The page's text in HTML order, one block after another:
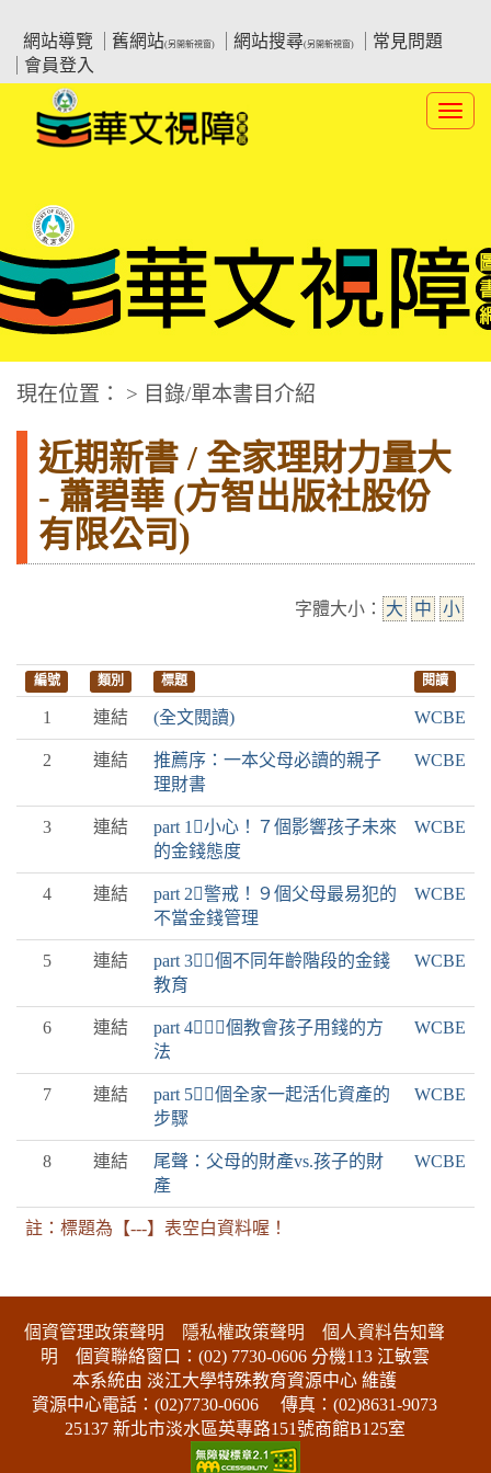
要
網站導覽
舊網站(另開新視窗) 網站搜尋(另開新視窗)
常見問題
會員登入
:::中央區塊
華文視障電子圖書網
現在位置： > 目錄/單本書目介紹
近期新書 / 全家理財力量大
- 蕭碧華 (方智出版社股份
有限公司)
字體大小： 大 中 小
編號 類別 標題 閱讀
1 連結 (全文閱讀) WCBE
2 連結
推薦序：一本父母必讀的親子
理財書
WCBE
3 連結
part 1小心！７個影響孩子未來
的金錢態度
WCBE
4 連結
part 2警戒！９個父母最易犯的
不當金錢管理
WCBE
5 連結
part 3４個不同年齡階段的金錢
教育
WCBE
6 連結
part 4１０個教會孩子用錢的方
法
WCBE
7 連結
part 5４個全家一起活化資產的
步驟
WCBE
8 連結
尾聲：父母的財產vs.孩子的財
產
WCBE
註：標題為【---】表空白資料喔！
個資管理政策聲明 隱私權政策聲明
個人資料告知聲
明 個資聯絡窗口：(02) 7730-0606 分機113 江敏雲
本系統由 淡江大學特殊教育資源中心 維護
資源中心電話：(02)7730-0606
傳真：(02)8631-9073
25137 新北市淡水區英專路151號商館B125室